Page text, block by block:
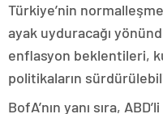
Türkiye’nin
ayak uyduracağı
enflasyon beklentileri,
politikaların
BofA’nın yanı sıra,